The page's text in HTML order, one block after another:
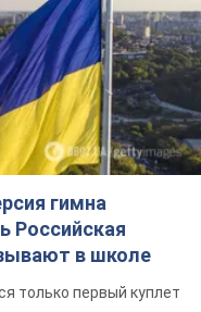
только первый куплет
что
не